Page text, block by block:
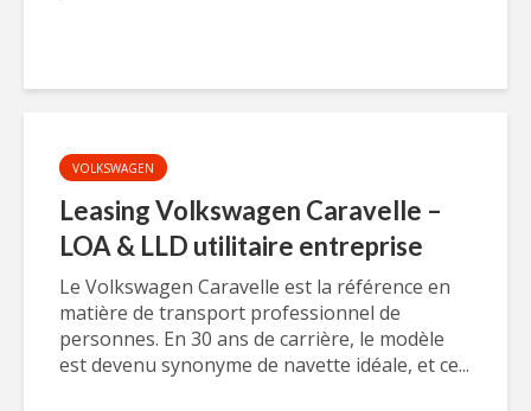
VOLKSWAGEN
Leasing Volkswagen Caravelle –
LOA & LLD utilitaire entreprise
Le Volkswagen Caravelle est la référence en
matière de transport professionnel de
personnes. En 30 ans de carrière, le modèle
est devenu synonyme de navette idéale, et ce...